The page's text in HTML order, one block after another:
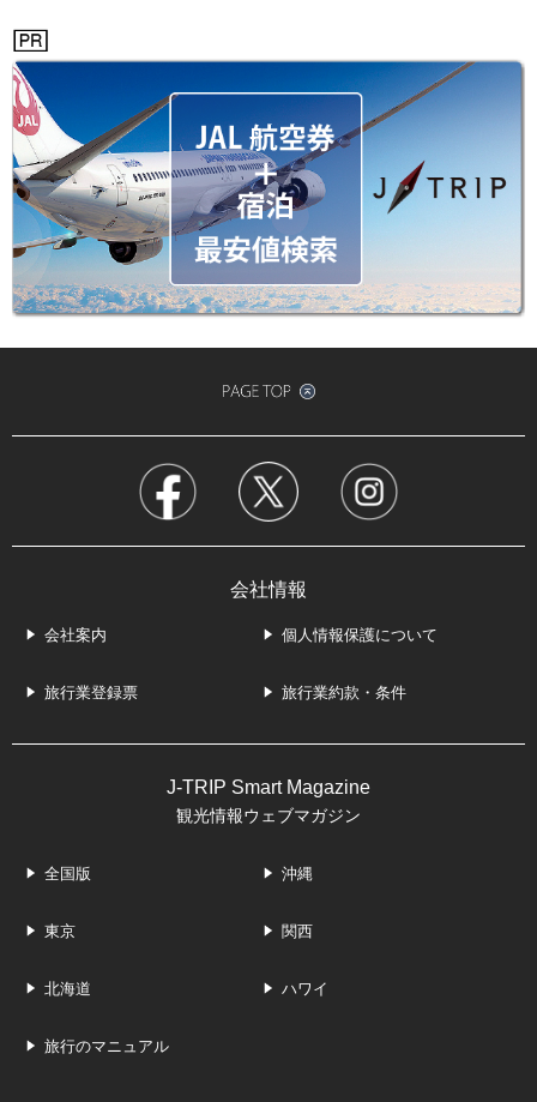
会社情報
会社案内 個人情報保護について
旅行業登録票 旅行業約款・条件
J-TRIP Smart Magazine
観光情報ウェブマガジン
全国版 沖縄
東京 関西
北海道 ハワイ
旅行のマニュアル